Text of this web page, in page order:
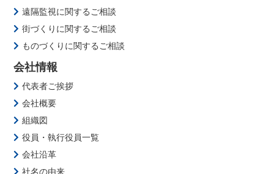
遠隔監視に関するご相談
街づくりに関するご相談
ものづくりに関するご相談
会社情報
代表者ご挨拶
会社概要
組織図
役員・執行役員一覧
会社沿革
社名の由来